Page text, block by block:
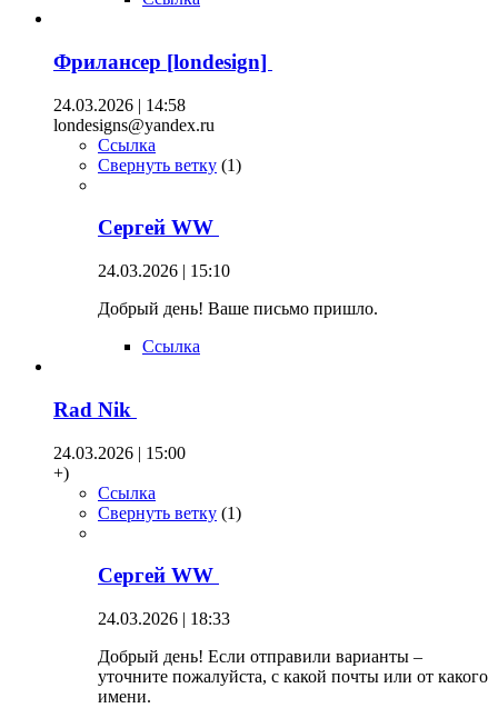
Фрилансер [londesign]
24.03.2026 | 14:58
londesigns@yandex.ru
Ссылка
Свернуть ветку (1)
Сергей WW
24.03.2026 | 15:10
Добрый день! Ваше письмо пришло.
Ссылка
Rad Nik
24.03.2026 | 15:00
+)
Ссылка
Свернуть ветку (1)
Сергей WW
24.03.2026 | 18:33
Добрый день! Если отправили варианты –
уточните пожалуйста, с какой почты или от какого
имени.